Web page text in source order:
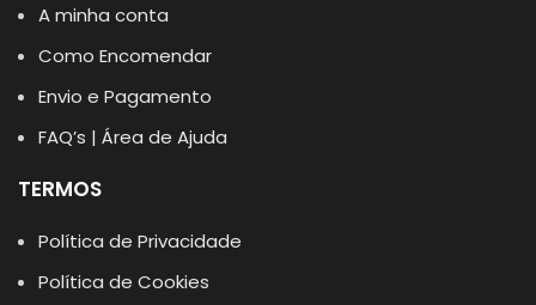
A minha conta
Como Encomendar
Envio e Pagamento
FAQ’s | Área de Ajuda
TERMOS
Política de Privacidade
Política de Cookies